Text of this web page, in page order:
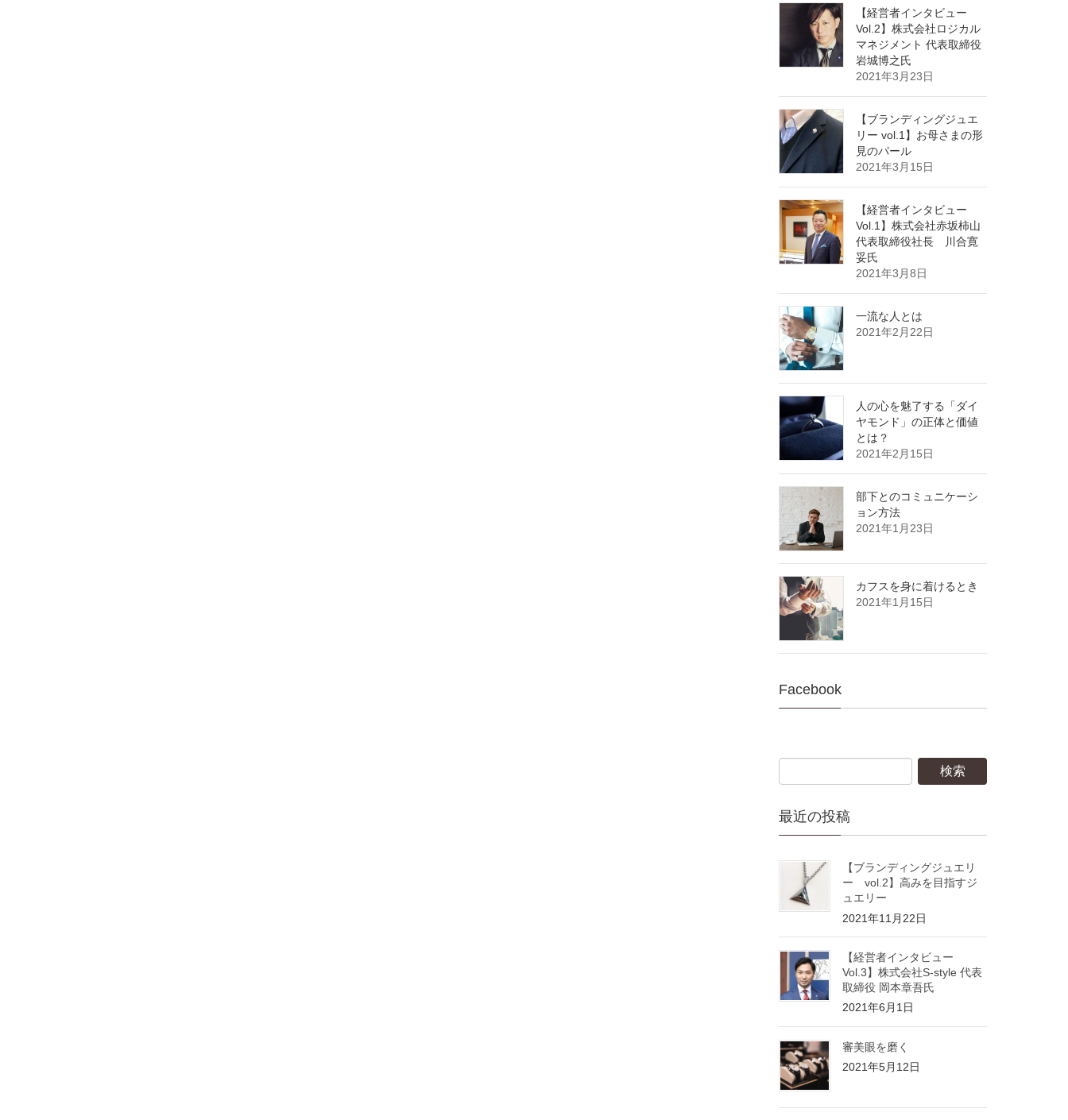
【経営者インタビュー
Vol.2】株式会社ロジカル
マネジメント 代表取締役
岩城博之氏
2021年3月23日
【ブランディングジュエ
リー vol.1】お母さまの形
見のパール
2021年3月15日
【経営者インタビュー
Vol.1】株式会社赤坂柿山
代表取締役社長 川合寛
妥氏
2021年3月8日
一流な人とは
2021年2月22日
人の心を魅了する「ダイ
ヤモンド」の正体と価値
とは？
2021年2月15日
部下とのコミュニケーシ
ョン方法
2021年1月23日
カフスを身に着けるとき
2021年1月15日
Facebook
最近の投稿
【ブランディングジュエリ
ー vol.2】高みを目指すジ
ュエリー
2021年11月22日
【経営者インタビュー
Vol.3】株式会社S-style 代表
取締役 岡本章吾氏
2021年6月1日
審美眼を磨く
2021年5月12日